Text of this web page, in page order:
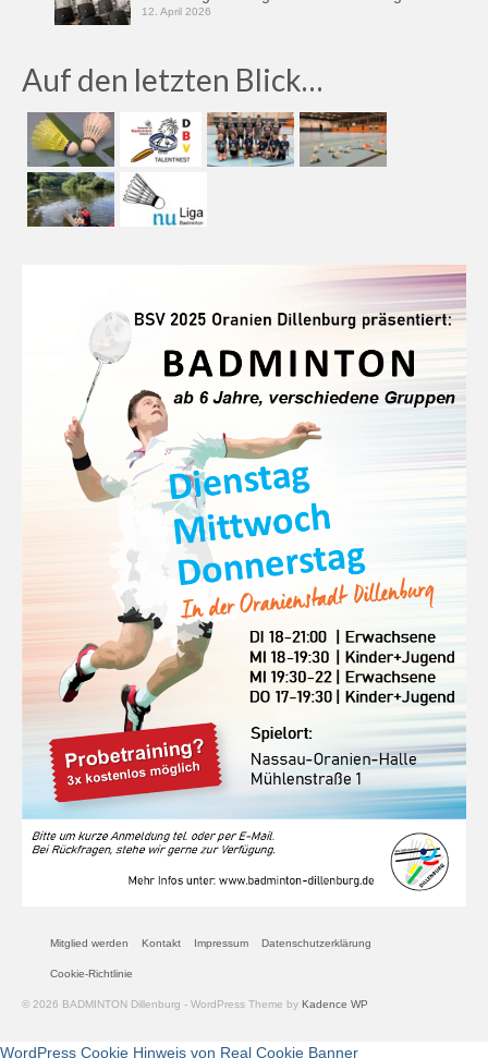
12. April 2026
Auf den letzten Blick…
Mitglied werden Kontakt Impressum Datenschutzerklärung
Cookie-Richtlinie
© 2026 BADMINTON Dillenburg - WordPress Theme by Kadence WP
WordPress Cookie Hinweis von Real Cookie Banner